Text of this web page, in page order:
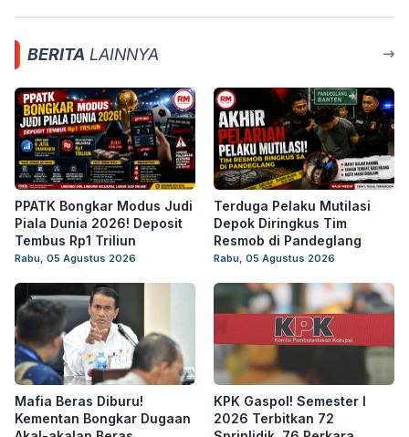
BERITA LAINNYA
PPATK Bongkar Modus Judi
Piala Dunia 2026! Deposit
Tembus Rp1 Triliun
Rabu, 05 Agustus 2026
Terduga Pelaku Mutilasi
Depok Diringkus Tim
Resmob di Pandeglang
Rabu, 05 Agustus 2026
Mafia Beras Diburu!
Kementan Bongkar Dugaan
KPK Gaspol! Semester I
2026 Terbitkan 72